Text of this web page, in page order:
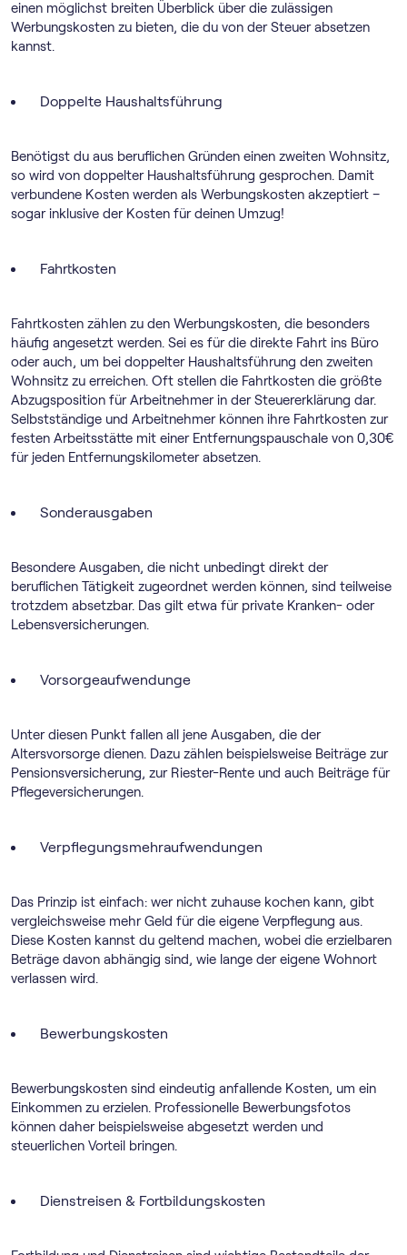
einen möglichst breiten Überblick über die zulässigen
Werbungskosten zu bieten, die du von der Steuer absetzen
kannst.
Doppelte Haushaltsführung
Benötigst du aus beruflichen Gründen einen zweiten Wohnsitz,
so wird von doppelter Haushaltsführung gesprochen. Damit
verbundene Kosten werden als Werbungskosten akzeptiert –
sogar inklusive der Kosten für deinen Umzug!
Fahrtkosten
Fahrtkosten zählen zu den Werbungskosten, die besonders
häufig angesetzt werden. Sei es für die direkte Fahrt ins Büro
oder auch, um bei doppelter Haushaltsführung den zweiten
Wohnsitz zu erreichen. Oft stellen die Fahrtkosten die größte
Abzugsposition für Arbeitnehmer in der Steuererklärung dar.
Selbstständige und Arbeitnehmer können ihre Fahrtkosten zur
festen Arbeitsstätte mit einer Entfernungspauschale von 0,30€
für jeden Entfernungskilometer absetzen.
Sonderausgaben
Besondere Ausgaben, die nicht unbedingt direkt der
beruflichen Tätigkeit zugeordnet werden können, sind teilweise
trotzdem absetzbar. Das gilt etwa für private Kranken- oder
Lebensversicherungen.
Vorsorgeaufwendunge
Unter diesen Punkt fallen all jene Ausgaben, die der
Altersvorsorge dienen. Dazu zählen beispielsweise Beiträge zur
Pensionsversicherung, zur Riester-Rente und auch Beiträge für
Pflegeversicherungen.
Verpflegungsmehraufwendungen
Das Prinzip ist einfach: wer nicht zuhause kochen kann, gibt
vergleichsweise mehr Geld für die eigene Verpflegung aus.
Diese Kosten kannst du geltend machen, wobei die erzielbaren
Beträge davon abhängig sind, wie lange der eigene Wohnort
verlassen wird.
Bewerbungskosten
Bewerbungskosten sind eindeutig anfallende Kosten, um ein
Einkommen zu erzielen. Professionelle Bewerbungsfotos
können daher beispielsweise abgesetzt werden und
steuerlichen Vorteil bringen.
Dienstreisen & Fortbildungskosten